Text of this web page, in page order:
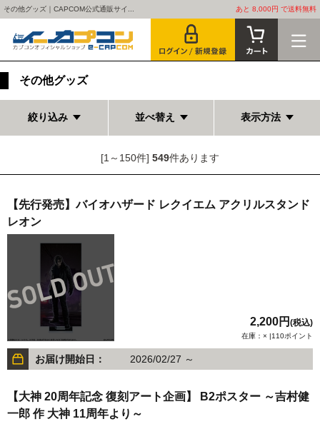
その他グッズ｜CAPCOM公式通販サイ... あと 8,000円 で送料無料
その他グッズ
絞り込み 並べ替え 表示方法
[1～150件] 549件あります
【先行発売】バイオハザード レクイエム アクリルスタンド
レオン
2,200円 (税込)
在庫：× |110ポイント
お届け開始日： 2026/02/27 ～
【大神 20周年記念 復刻アート企画】 B2ポスター ～吉村健
一郎 作 大神 11周年より～